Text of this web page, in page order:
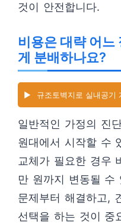
것이 안전합니다.
비용은 대략 어느
게 분배하나요?
▶️ 규조토벽지로 실내공기
일반적인 가정의 진
원대에서 시작할 수
교체가 필요한 경우
만 원까지 변동될 수
문제부터 해결하고,
선택을 하는 것이 중